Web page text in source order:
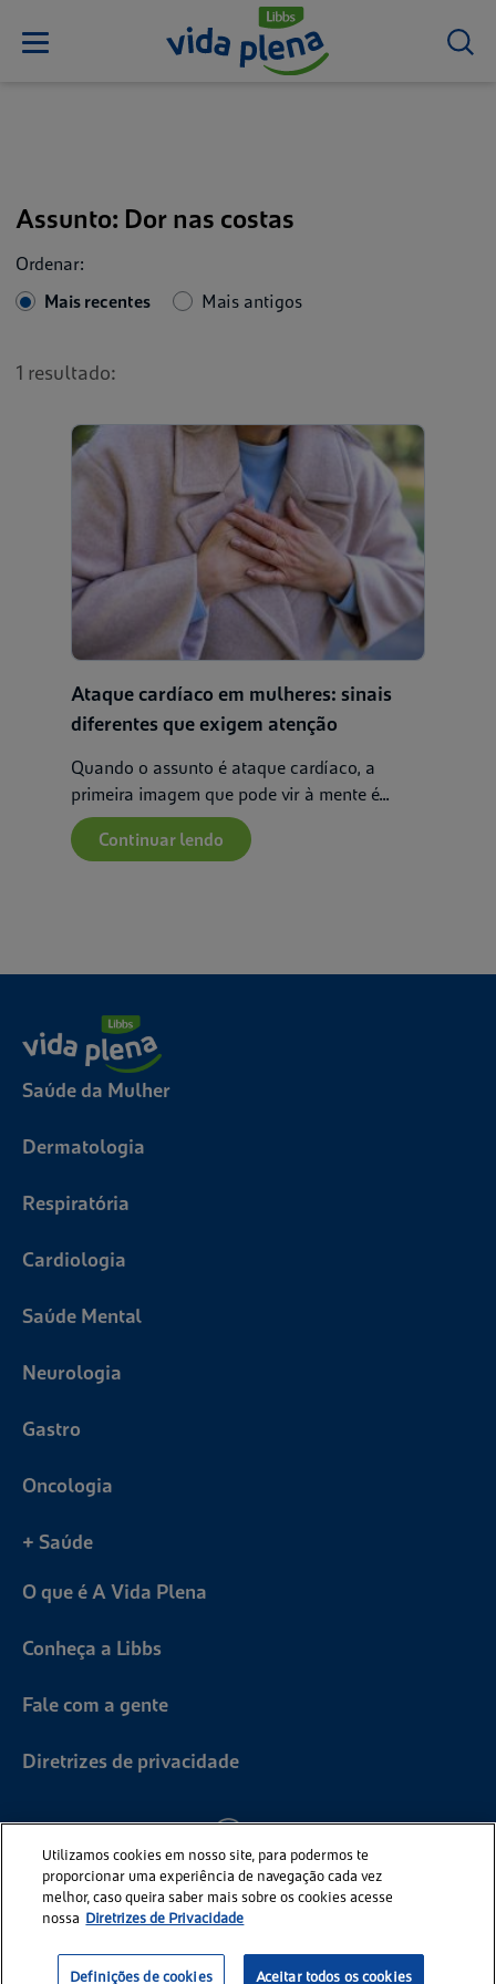
Assunto: Dor nas costas
Ordenar:
Mais recentes
Mais antigos
1 resultado:
Ataque cardíaco em mulheres: sinais
diferentes que exigem atenção
Quando o assunto é ataque cardíaco, a
primeira imagem que pode vir à mente é...
Continuar lendo
Saúde da Mulher
Dermatologia
Respiratória
Cardiologia
Saúde Mental
Neurologia
Gastro
Oncologia
+ Saúde
O que é A Vida Plena
Conheça a Libbs
Fale com a gente
Diretrizes de privacidade
Utilizamos cookies em nosso site, para podermos te
proporcionar uma experiência de navegação cada vez
melhor, caso queira saber mais sobre os cookies acesse
nossa Diretrizes de Privacidade
Definições de cookies Aceitar todos os cookies